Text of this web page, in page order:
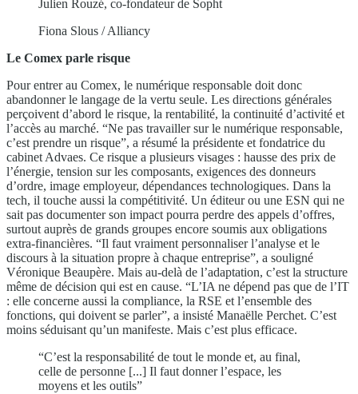
Julien Rouzé, co-fondateur de Sopht
Fiona Slous / Alliancy
Le Comex parle risque
Pour entrer au Comex, le numérique responsable doit donc
abandonner le langage de la vertu seule. Les directions générales
perçoivent d’abord le risque, la rentabilité, la continuité d’activité et
l’accès au marché. “Ne pas travailler sur le numérique responsable,
c’est prendre un risque”, a résumé la présidente et fondatrice du
cabinet Advaes. Ce risque a plusieurs visages : hausse des prix de
l’énergie, tension sur les composants, exigences des donneurs
d’ordre, image employeur, dépendances technologiques. Dans la
tech, il touche aussi la compétitivité. Un éditeur ou une ESN qui ne
sait pas documenter son impact pourra perdre des appels d’offres,
surtout auprès de grands groupes encore soumis aux obligations
extra-financières. “Il faut vraiment personnaliser l’analyse et le
discours à la situation propre à chaque entreprise”, a souligné
Véronique Beaupère. Mais au-delà de l’adaptation, c’est la structure
même de décision qui est en cause. “L’IA ne dépend pas que de l’IT
: elle concerne aussi la compliance, la RSE et l’ensemble des
fonctions, qui doivent se parler”, a insisté Manaëlle Perchet. C’est
moins séduisant qu’un manifeste. Mais c’est plus efficace.
“C’est la responsabilité de tout le monde et, au final,
celle de personne [...] Il faut donner l’espace, les
moyens et les outils”